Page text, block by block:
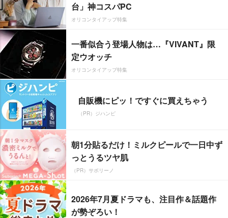
台」神コスパPC
オリコンタイアップ特集
一番似合う登場人物は…『VIVANT』限
定ウオッチ
オリコンタイアップ特集
自販機にピッ！ですぐに買えちゃう
（PR）ジハンピ
朝1分貼るだけ！ミルクピールで一日中ず
っとうるツヤ肌
（PR）サボリーノ
2026年7月夏ドラマも、注目作＆話題作
が勢ぞろい！